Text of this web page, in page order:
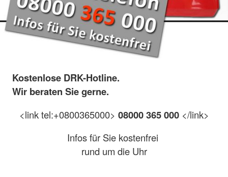
Kostenlose DRK-Hotline.
Wir beraten Sie gerne.
<link tel:+0800365000> 08000 365 000 </link>
Infos für Sie kostenfrei
rund um die Uhr